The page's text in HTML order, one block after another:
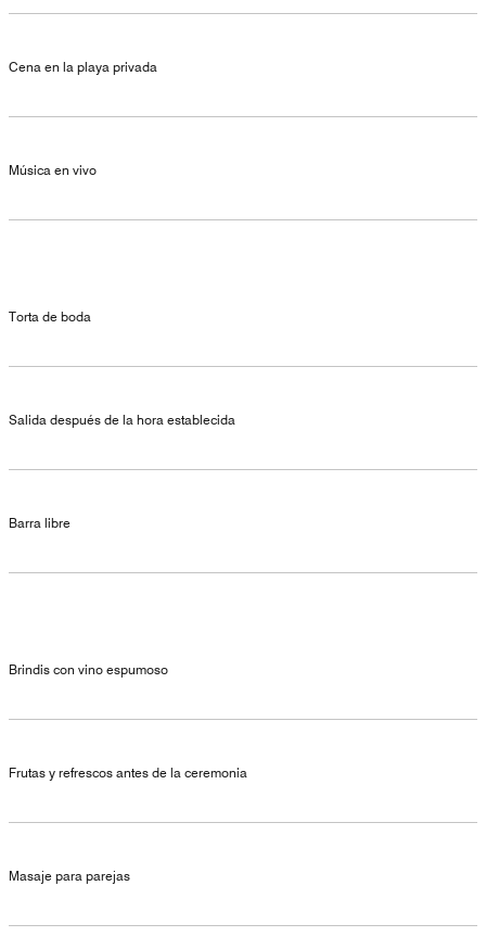
Cena en la playa privada
Música en vivo
Torta de boda
Salida después de la hora establecida
Barra libre
Brindis con vino espumoso
Frutas y refrescos antes de la ceremonia
Masaje para parejas